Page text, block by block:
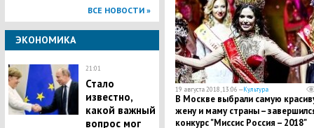
ВСЕ НОВОСТИ »
ЭКОНОМИКА
21:01
Стало
известно,
какой важный
вопрос мог
19 августа 2018, 13:06 —Культура
В Москве выбрали самую
жену и маму страны –
конкурс "Миссис Россия – 2018"